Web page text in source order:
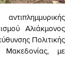
Αλιάκμονος
Πολιτικής
Μακεδονίας, με